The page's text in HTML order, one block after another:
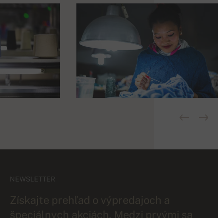
NEWSLETTER
Získajte prehľad o výpredajoch a
špeciálnych akciách. Medzi prvými sa